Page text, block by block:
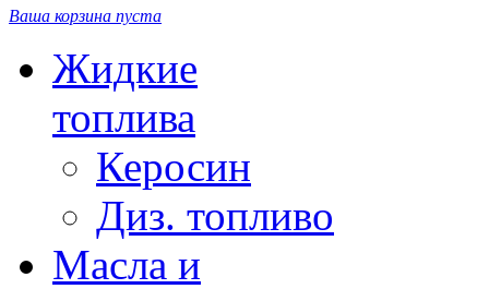
Ваша корзина пуста
Жидкие
топлива
Керосин
Диз. топливо
Масла и